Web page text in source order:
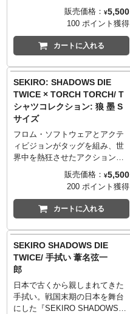
XLサイズ （77cm／58cm／
54cm／24cm）
XXLサイズ （84cm／68cm／
60cm／26cm）
■マテリアル
綿100% 5.6oz ヘビーウェイトボ
ディ
※杢灰のみ 綿90%、ポリエステ
ル10% 5.6oz ヘビーウェイトボ
ディ
TORCH TORCH OFFICIAL
生地はしっかりとした厚みの5.6
オンスを採用。着心地が良く、
何度洗っても型崩れしづらく風
──────────────────
■サイズ（着丈／身幅／肩幅／袖
丈）
Sサイズ （65cm／49cm／42cm
／19cm）
Mサイズ （69cm／52cm／46cm
／20cm）
Lサイズ （73cm／55cm／50cm
XLサイズ （77cm／58cm／
54cm／24cm）
XXLサイズ （84cm／68cm／
60cm／26cm）
■マテリアル
綿100% 5.6oz ヘビーウェイトボ
ディ
※杢灰のみ 綿90%、ポリエステ
ル10% 5.6oz ヘビーウェイトボ
ディ
アドベンチャーゲーム
『SEKIRO: SHADOWS DIE
TWICE』。「TORCH TORCH」
とのコラボレーションTシャツが
待望の登場です！
顔。その狼の精悍な姿を、荒々
しくも繊細な鉛筆画で表現いた
しました。高精細シルクスクリ
ーンを使用し、柔らかな染み込
みインクを使用することで描写
の細部までを忠実に再現。画
家・青木薫氏の描き下ろしによ
生地はしっかりとした厚みの5.6
オンスを採用。着心地が良く、
何度洗っても型崩れしづらく風
──────────────────
■サイズ（着丈／身幅／肩幅／袖
丈）
Sサイズ （65cm／49cm／42cm
／19cm）
Mサイズ （69cm／52cm／46cm
／20cm）
販売価格： ¥5,500
100 ポイント獲得
カートに入れる
SEKIRO: SHADOWS DIE
TWICE × TORCH TORCH/ T
シャツコレクション: 狼 墨 S
サイズ
フロム・ソフトウェアとアクテ
ィビジョンがタッグを組み、世
界中を熱狂させたアクション・
アドベンチャーゲーム
『SEKIRO: SHADOWS DIE
TWICE』。「TORCH TORCH」
とのコラボレーションTシャツが
待望の登場です！
顔。その狼の精悍な姿を、荒々
しくも繊細な鉛筆画で表現いた
しました。高精細シルクスクリ
ーンを使用し、柔らかな染み込
みインクを使用することで描写
の細部までを忠実に再現。画
販売価格： ¥5,500
200 ポイント獲得
カートに入れる
SEKIRO SHADOWS DIE
TWICE/ 手拭い 葦名弦一
郎
日本で古くから親しまれてきた
手拭い。戦国末期の日本を舞台
にした『SEKIRO SHADOWS